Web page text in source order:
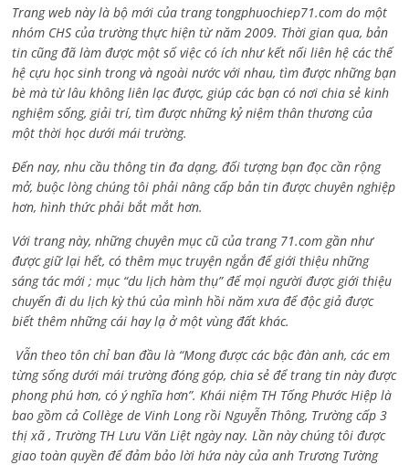
Trang web này là bộ mới của trang tongphuochiep71.com do một
nhóm CHS của trường thực hiện từ năm 2009. Thời gian qua, bản
tin cũng đã làm được một số việc có ích như kết nối liên hệ các thế
hệ cựu học sinh trong và ngoài nước với nhau, tìm được những bạn
bè mà từ lâu không liên lạc được, giúp các bạn có nơi chia sẻ kinh
nghiệm sống, giải trí, tìm được những kỷ niệm thân thương của
một thời học dưới mái trường.
Đến nay, nhu cầu thông tin đa dạng, đối tượng bạn đọc cần rộng
mở, buộc lòng chúng tôi phải nâng cấp bản tin được chuyên nghiệp
hơn, hình thức phải bắt mắt hơn.
Với trang này, những chuyên mục cũ của trang 71.com gần như
được giữ lại hết, có thêm mục truyện ngắn để giới thiệu những
sáng tác mới ; mục “du lịch hàm thụ” để mọi người được giới thiệu
chuyến đi du lịch kỳ thú của mình hồi năm xưa để độc giả được
biết thêm những cái hay lạ ở một vùng đất khác.
Vẫn theo tôn chỉ ban đầu là “Mong được các bậc đàn anh, các em
từng sống dưới mái trường đóng góp, chia sẻ để trang tin này được
phong phú hơn, có ý nghĩa hơn”. Khái niệm TH Tống Phước Hiệp là
bao gồm cả Collège de Vinh Long rồi Nguyễn Thông, Trường cấp 3
thị xã , Trường TH Lưu Văn Liệt ngày nay. Lần này chúng tôi được
giao toàn quyền để đảm bảo lời hứa này của anh Trương Tường